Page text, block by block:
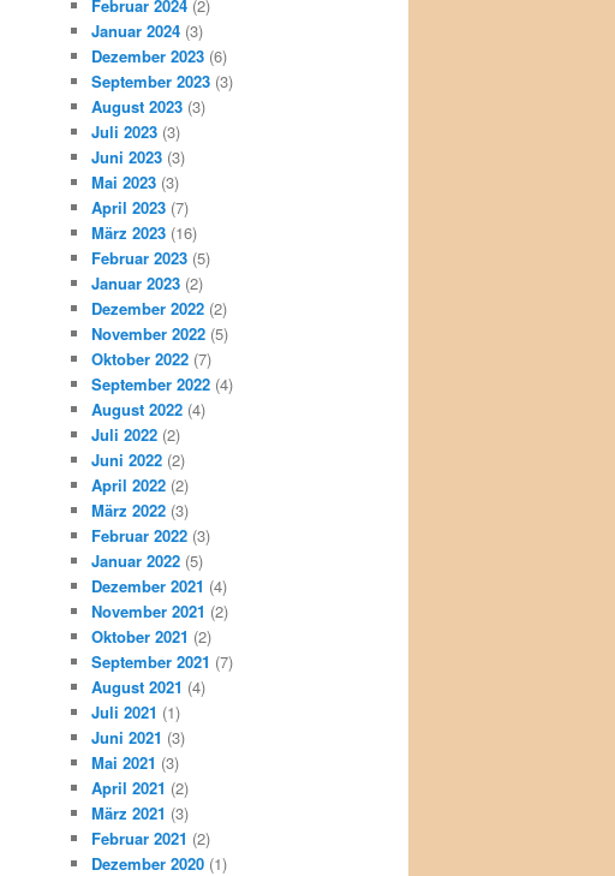
Februar 2024 (2)
Januar 2024 (3)
Dezember 2023 (6)
September 2023 (3)
August 2023 (3)
Juli 2023 (3)
Juni 2023 (3)
Mai 2023 (3)
April 2023 (7)
März 2023 (16)
Februar 2023 (5)
Januar 2023 (2)
Dezember 2022 (2)
November 2022 (5)
Oktober 2022 (7)
September 2022 (4)
August 2022 (4)
Juli 2022 (2)
Juni 2022 (2)
April 2022 (2)
März 2022 (3)
Februar 2022 (3)
Januar 2022 (5)
Dezember 2021 (4)
November 2021 (2)
Oktober 2021 (2)
September 2021 (7)
August 2021 (4)
Juli 2021 (1)
Juni 2021 (3)
Mai 2021 (3)
April 2021 (2)
März 2021 (3)
Februar 2021 (2)
Dezember 2020 (1)